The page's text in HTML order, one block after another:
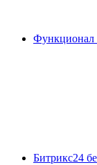
Функционал
Битрикс24